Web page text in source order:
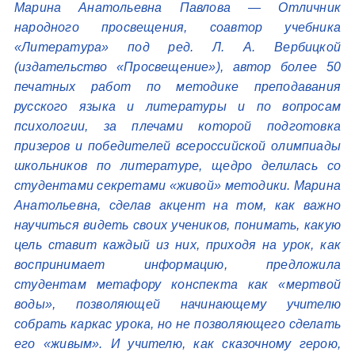
Марина Анатольевна Павлова — Отличник
народного просвещения, соавтор учебника
«Литература» под ред. Л. А. Вербицкой
(издательство «Просвещение»), автор более 50
печатных работ по методике преподавания
русского языка и литературы и по вопросам
психологии, за плечами которой подготовка
призеров и победителей всероссийской олимпиады
школьников по литературе, щедро делилась со
студентами секретами «живой» методики. Марина
Анатольевна, сделав акцент на том, как важно
научиться видеть своих учеников, понимать, какую
цель ставит каждый из них, приходя на урок, как
воспринимает информацию, предложила
студентам метафору конспекта как «мертвой
воды», позволяющей начинающему учителю
собрать каркас урока, но не позволяющего сделать
его «живым». И учителю, как сказочному герою,